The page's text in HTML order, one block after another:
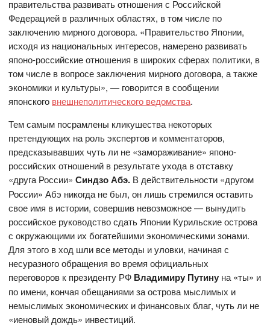
правительства развивать отношения с Российской
Федерацией в различных областях, в том числе по
заключению мирного договора. «Правительство Японии,
исходя из национальных интересов, намерено развивать
японо-российские отношения в широких сферах политики, в
том числе в вопросе заключения мирного договора, а также
экономики и культуры», — говорится в сообщении
японского внешнеполитического ведомства.
Тем самым посрамлены кликушества некоторых
претендующих на роль экспертов и комментаторов,
предсказывавших чуть ли не «замораживание» японо-
российских отношений в результате ухода в отставку
«друга России»Синдзо Абэ. В действительности «другом
России» Абэ никогда не был, он лишь стремился оставить
свое имя в истории, совершив невозможное — вынудить
российское руководство сдать Японии Курильские острова
с окружающими их богатейшими экономическими зонами.
Для этого в ход шли все методы и уловки, начиная с
несуразного обращения во время официальных
переговоров к президенту РФ Владимиру Путину на «ты» и
по имени, кончая обещаниями за острова мыслимых и
немыслимых экономических и финансовых благ, чуть ли не
«иеновый дождь» инвестиций.